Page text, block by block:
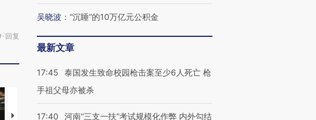
· 回复
马航飞行员跨国走私7万
视线｜被称为“蟑螂”的印
视线｜“入侵”还是“人道危
吴晓波 ： “沉睡”的10万亿元公积金
最新文章
17:45
泰国发生致命校园枪击案至少6人死亡 枪
手祖父母亦被杀
17:40
河南“三支一扶”考试规模化作弊 内外勾结